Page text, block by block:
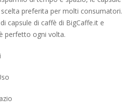
preferita per molti consumatori.
capsule di caffè di BigCaffe.it e
perfetto ogni volta.